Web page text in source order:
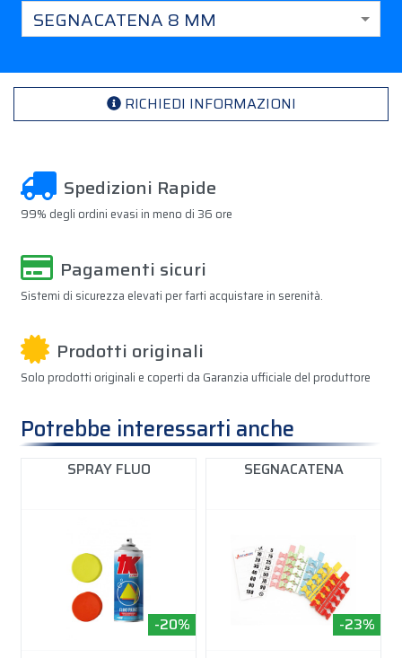
SEGNACATENA 8 MM
RICHIEDI INFORMAZIONI
Spedizioni Rapide
99% degli ordini evasi in meno di 36 ore
Pagamenti sicuri
Sistemi di sicurezza elevati per farti acquistare in serenità.
Prodotti originali
Solo prodotti originali e coperti da Garanzia ufficiale del produttore
Potrebbe interessarti anche
SPRAY FLUO
-20%
SEGNACATENA
-23%